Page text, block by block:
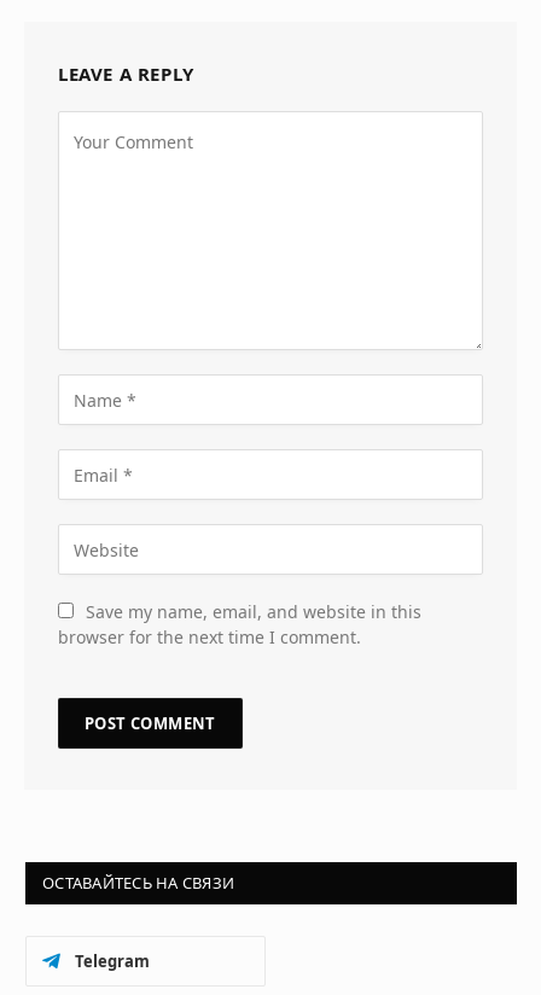
LEAVE A REPLY
Save my name, email, and website in this
browser for the next time I comment.
ОСТАВАЙТЕСЬ НА СВЯЗИ
Telegram